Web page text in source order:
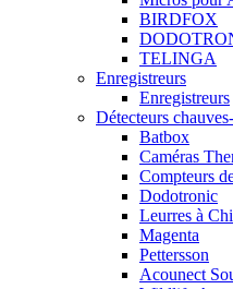
BIRDFOX
TELINGA
Enregistreurs
Enregistreurs
Détecteurs
Batbox
Caméras
Compteurs
Dodotronic
Leurres à
Magenta
Pettersson
Acounect